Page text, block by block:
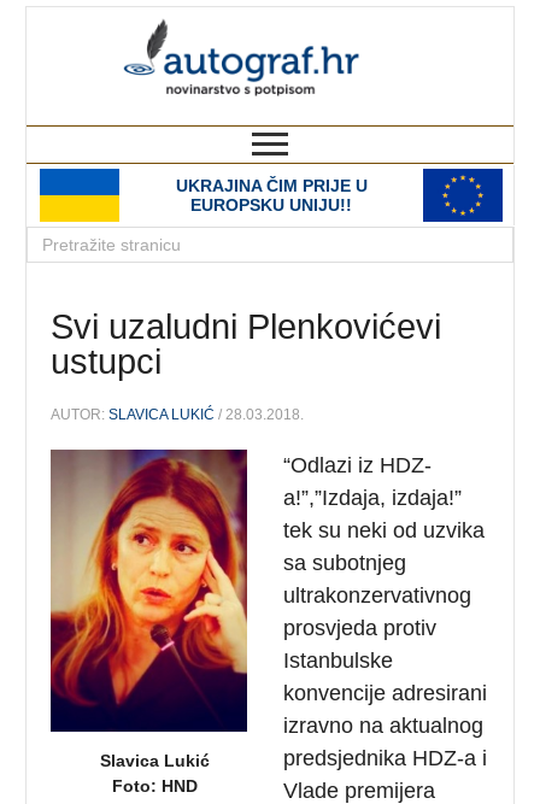
UKRAJINA ČIM PRIJE U
EUROPSKU UNIJU!!
Svi uzaludni Plenkovićevi
ustupci
AUTOR:SLAVICA LUKIĆ / 28.03.2018.
Slavica Lukić
Foto: HND
“Odlazi iz HDZ-
a!”,”Izdaja, izdaja!”
tek su neki od uzvika
sa subotnjeg
ultrakonzervativnog
prosvjeda protiv
Istanbulske
konvencije adresirani
izravno na aktualnog
predsjednika HDZ-a i
Vlade premijera